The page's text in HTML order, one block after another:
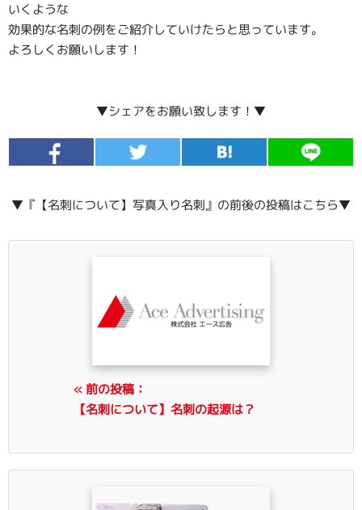
いくような
効果的な名刺の例をご紹介していけたらと思っています。
よろしくお願いします！
▼シェアをお願い致します！▼
▼『【名刺について】写真入り名刺』の前後の投稿はこちら▼
« 前の投稿：
【名刺について】名刺の起源は？